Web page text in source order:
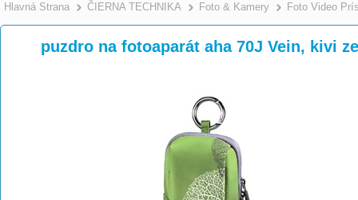
Hlavná Strana >
ČIERNA TECHNIKA >
Foto & Kamery Foto Video
puzdro na fotoaparát aha 70J Vein, kivi